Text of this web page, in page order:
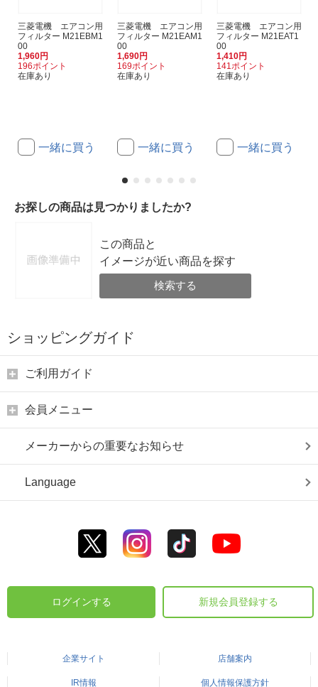
三菱電機 エアコン用
フィルター M21EBM1
00
1,960円
196ポイント
在庫あり
一緒に買う
三菱電機 エアコン用
フィルター M21EAM1
00
1,690円
169ポイント
在庫あり
一緒に買う
三菱電機 エアコン用
フィルター M21EAT1
00
1,410円
141ポイント
在庫あり
一緒に買う
お探しの商品は見つかりましたか?
この商品と
イメージが近い商品を探す
検索する
ショッピングガイド
ご利用ガイド
会員メニュー
メーカーからの重要なお知らせ
Language
ログインする 新規会員登録する
企業サイト 店舗案内
IR情報 個人情報保護方針